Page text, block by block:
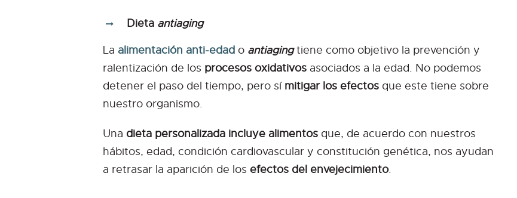
Dieta antiaging
La alimentación anti-edad o antiaging tiene como objetivo la prevención y
ralentización de los procesos oxidativos asociados a la edad. No podemos
detener el paso del tiempo, pero sí mitigar los efectos que este tiene sobre
nuestro organismo.
Una dieta personalizada incluye alimentos que, de acuerdo con nuestros
hábitos, edad, condición cardiovascular y constitución genética, nos ayudan
a retrasar la aparición de los efectos del envejecimiento.